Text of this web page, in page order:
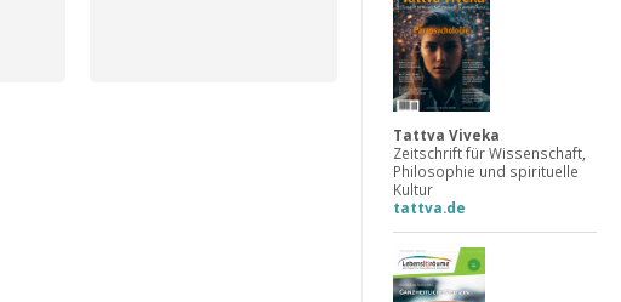
Tattva Viveka
Zeitschrift für Wissenschaft,
Philosophie und spirituelle
Kultur
tattva.de